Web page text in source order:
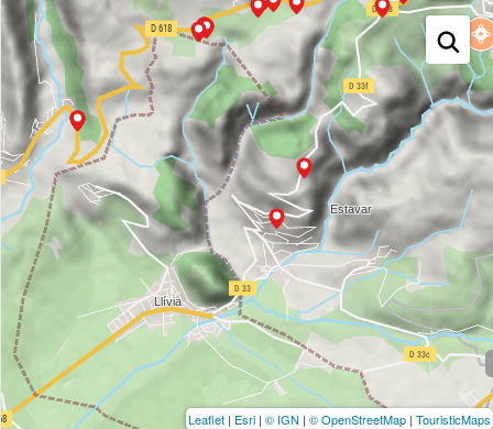
Leaflet | Esri | © IGN | © OpenStreetMap | TouristicMaps